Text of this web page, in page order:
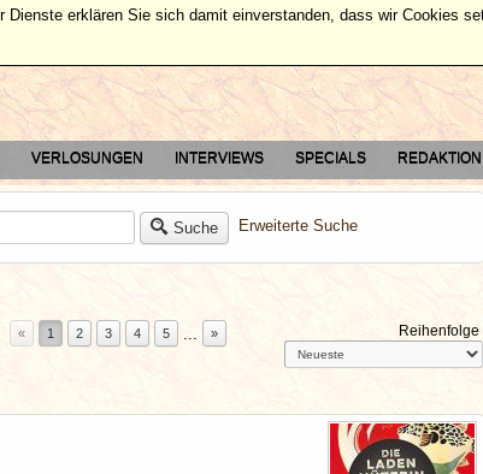
VERLOSUNGEN INTERVIEWS SPECIALS REDAKTION
Suche Erweiterte Suche
« 1 2 3 4 5 » Reihenfolge
erklären Sie sich damit einverstanden, dass wir Cookies